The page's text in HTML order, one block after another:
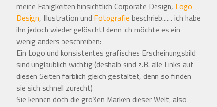
meine Fähigkeiten hinsichtlich Corporate Design, Logo
Design, Illustration und Fotografie beschrieb....... ich habe
ihn jedoch wieder gelöscht! denn ich möchte es ein
wenig anders beschreiben:
Ein Logo und konsistentes grafisches Erscheinungsbild
sind unglaublich wichtig (deshalb sind z.B. alle Links auf
diesen Seiten farblich gleich gestaltet, denn so finden
sie sich schnell zurecht).
Sie kennen doch die großen Marken dieser Welt, also